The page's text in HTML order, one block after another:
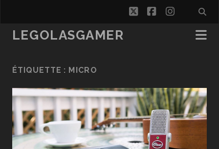
twitterfacebook
LEGOLASGAMER
ÉTIQUETTE : MICRO